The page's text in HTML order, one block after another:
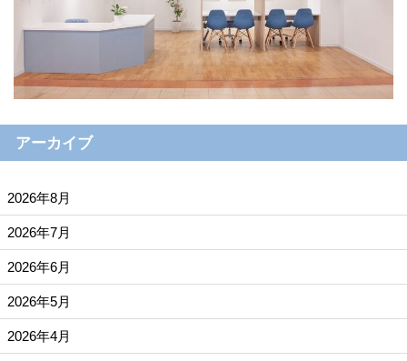
アーカイブ
2026年8月
2026年7月
2026年6月
2026年5月
2026年4月